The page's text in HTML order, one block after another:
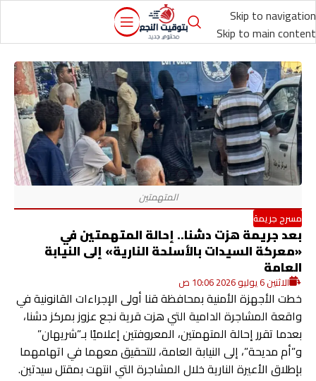
Skip to navigation
Skip to main content
مسرح جريمة
بعد جريمة هزت دشنا.. إحالة المتهمتين في
«معركة السيدات بالأسلحة النارية» إلى النيابة
العامة
الاثنين 6 يوليو 2026 10:06 ص
خطت الأجهزة الأمنية بمحافظة قنا أولى الإجراءات القانونية في
واقعة المشاجرة الدامية التي هزت قرية نجع عزوز بمركز دشنا،
بعدما تقرر إحالة المتهمتين، المعروفتين إعلاميًا بـ”شريهان”
و”أم مديحة”، إلى النيابة العامة، للتحقيق معهما في اتهامهما
بإطلاق الأعيرة النارية خلال المشاجرة التي انتهت بمقتل سيدتين.